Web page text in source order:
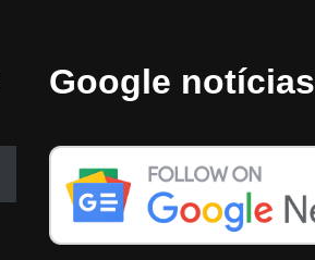
Google notícias